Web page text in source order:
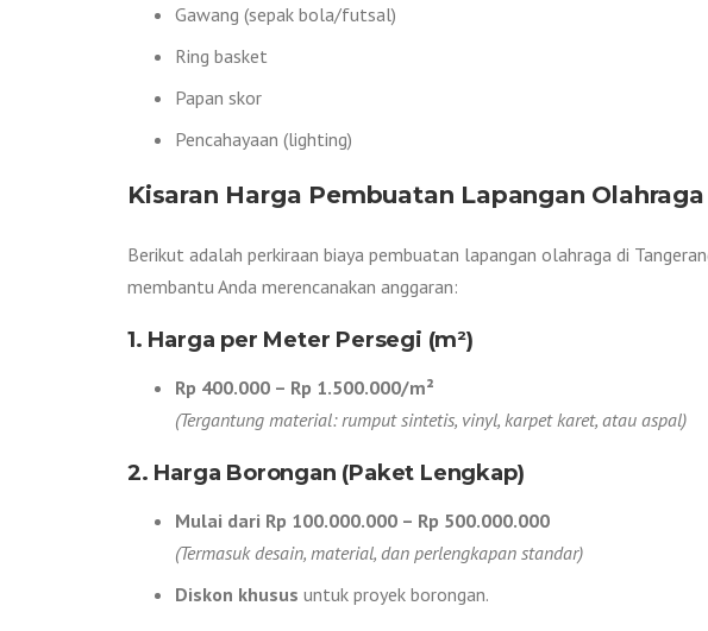
Gawang (sepak bola/futsal)
Ring basket
Papan skor
Pencahayaan (lighting)
Kisaran Harga Pembuatan Lapangan
Berikut adalah perkiraan biaya pembuatan lapangan olahraga di
membantu Anda merencanakan anggaran:
1. Harga per Meter Persegi (m²)
Rp 400.000 – Rp 1.500.000/m²
(Tergantung material: rumput sintetis, vinyl, karpet karet, atau aspal)
2. Harga Borongan (Paket Lengkap)
Mulai dari Rp 100.000.000 – Rp 500.000.000
(Termasuk desain, material, dan perlengkapan standar)
Diskon khusus untuk proyek borongan.